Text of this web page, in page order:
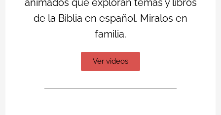
animados que exploran temas y libros
de la Biblia en español. Miralos en
familia.
Ver videos